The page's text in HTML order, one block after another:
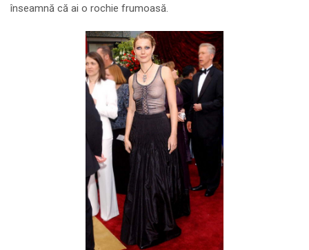
înseamnă că ai o rochie frumoasă.